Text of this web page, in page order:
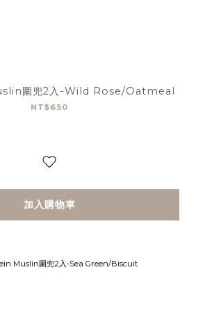
圍兜2入-Wild Rose/Oatmeal
NT$650
加入購物車